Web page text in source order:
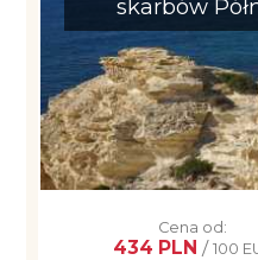
skarbów
Cena od:
434 PLN / 100